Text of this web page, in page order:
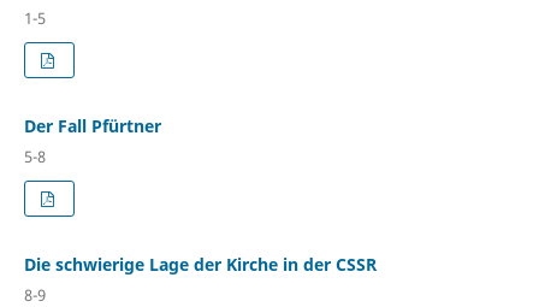
1-5
Der Fall Pfürtner
5-8
Die schwierige Lage der Kirche in der CSSR
8-9